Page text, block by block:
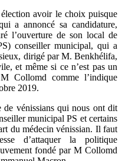
avoir le choix puisque
a annoncé sa candidature,
l’ouverture de son local de
conseiller municipal, qui a
dirigé par M. Benkhélifa,
et même si ce n’est pas un
Collomd comme l’indique
2019.
vénissians qui nous ont dit
municipal PS et certains
du médecin vénissian. Il faut
d’attaquer la politique
fondé par M Collomd